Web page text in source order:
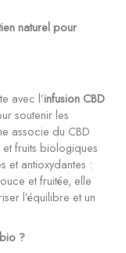
naturel pour
avec l’infusion CBD
soutenir les
associe du CBD
fruits biologiques
et antioxydantes :
et fruitée, elle
l’équilibre et un
?